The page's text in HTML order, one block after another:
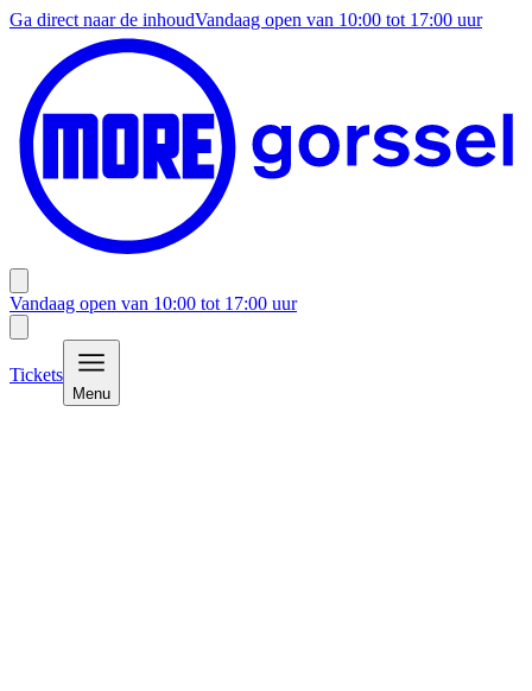
Ga direct naar de inhoudVandaag open van 10:00 tot 17:00 uur
Vandaag open van 10:00 tot 17:00 uur
Tickets
Menu